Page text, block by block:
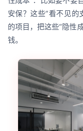
安保？这些“看不见的
的项目，把这些“隐性
钱。